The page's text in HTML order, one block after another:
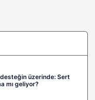
üzerinde: Sert
mı geliyor?